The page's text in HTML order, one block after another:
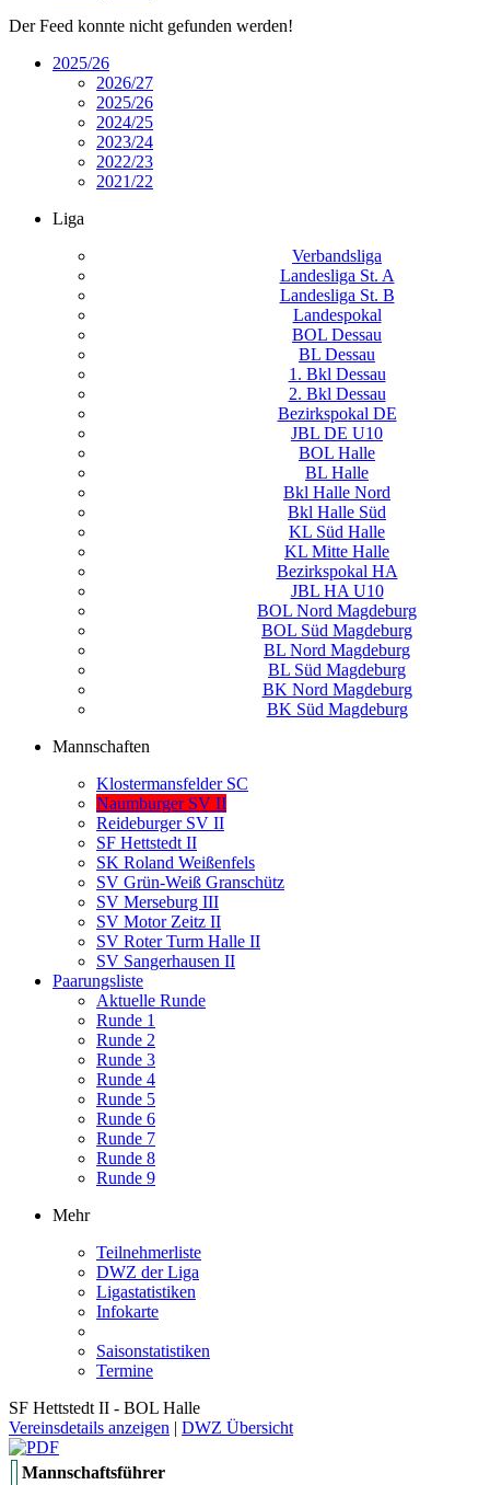
Der Feed konnte nicht gefunden werden!
2025/26
2026/27
2025/26
2024/25
2023/24
2022/23
2021/22
Liga
Verbandsliga
Landesliga St. A
Landesliga St. B
Landespokal
BOL Dessau
BL Dessau
1. Bkl Dessau
2. Bkl Dessau
Bezirkspokal DE
JBL DE U10
BOL Halle
BL Halle
Bkl Halle Nord
Bkl Halle Süd
KL Süd Halle
KL Mitte Halle
Bezirkspokal HA
JBL HA U10
BOL Nord Magdeburg
BOL Süd Magdeburg
BL Nord Magdeburg
BL Süd Magdeburg
BK Nord Magdeburg
BK Süd Magdeburg
Mannschaften
Klostermansfelder SC
Naumburger SV II
Reideburger SV II
SF Hettstedt II
SK Roland Weißenfels
SV Grün-Weiß Granschütz
SV Merseburg III
SV Motor Zeitz II
SV Roter Turm Halle II
SV Sangerhausen II
Paarungsliste
Aktuelle Runde
Runde 1
Runde 2
Runde 3
Runde 4
Runde 5
Runde 6
Runde 7
Runde 8
Runde 9
Mehr
Teilnehmerliste
DWZ der Liga
Ligastatistiken
Infokarte
Saisonstatistiken
Termine
SF Hettstedt II - BOL Halle
Vereinsdetails anzeigen | DWZ Übersicht
Mannschaftsführer